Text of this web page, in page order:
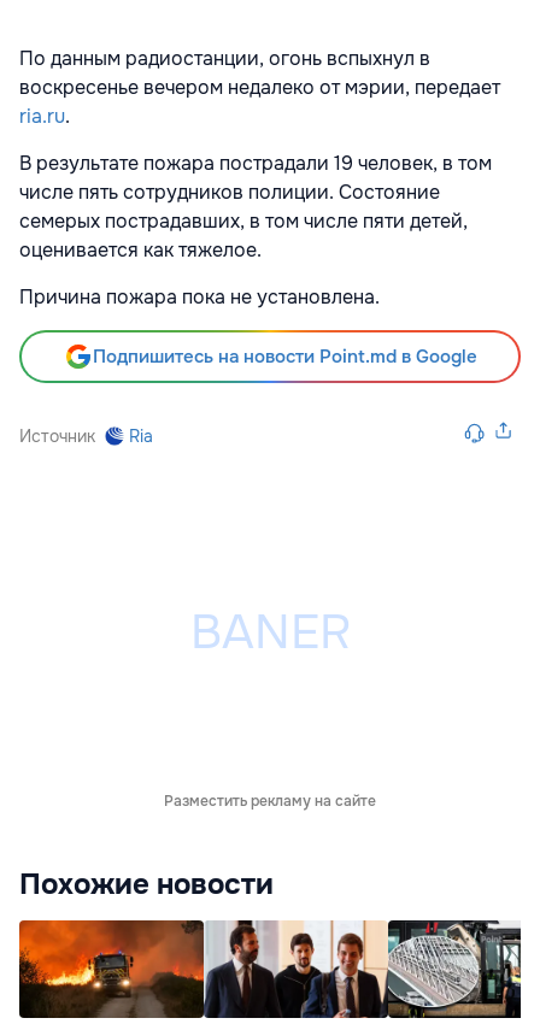
По данным радиостанции, огонь вспыхнул в
воскресенье вечером недалеко от мэрии, передает
ria.ru.
В результате пожара пострадали 19 человек, в том
числе пять сотрудников полиции. Состояние
семерых пострадавших, в том числе пяти детей,
оценивается как тяжелое.
Причина пожара пока не установлена.
Подпишитесь на новости Point.md в Google
Источник Ria
Разместить рекламу на сайте
Похожие новости